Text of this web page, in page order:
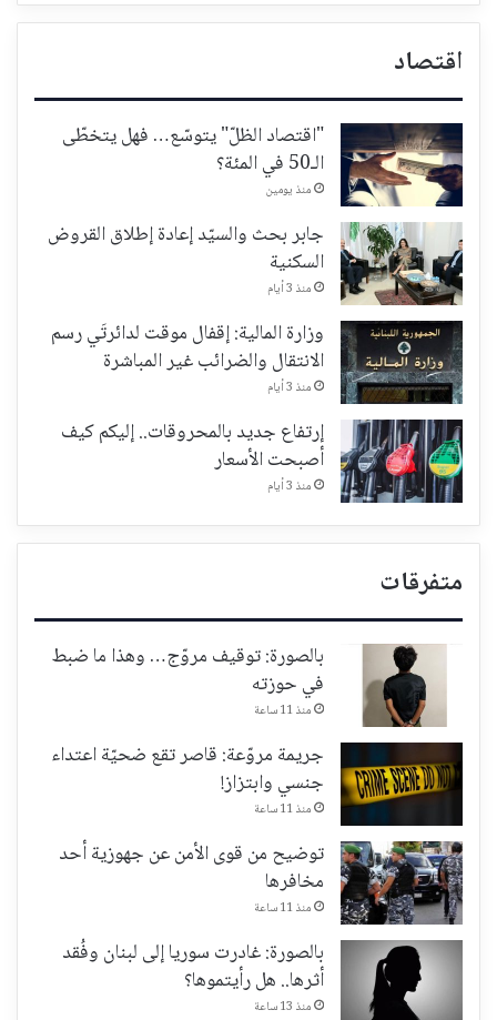
اقتصاد
"اقتصاد الظلّ" يتوسّع… فهل يتخطّى
الـ50 في المئة؟
منذ يومين
جابر بحث والسيّد إعادة إطلاق القروض
السكنية
منذ 3 أيام
وزارة المالية: إقفال موقت لدائرتَي رسم
الانتقال والضرائب غير المباشرة
منذ 3 أيام
إرتفاع جديد بالمحروقات.. إليكم كيف
أصبحت الأسعار
منذ 3 أيام
متفرقات
بالصورة: توقيف مروّج… وهذا ما ضبط
في حوزته
منذ 11 ساعة
جريمة مروّعة: قاصر تقع ضحيّة اعتداء
جنسي وابتزاز!
منذ 11 ساعة
توضيح من قوى الأمن عن جهوزية أحد
مخافرها
منذ 11 ساعة
بالصورة: غادرت سوريا إلى لبنان وفُقد
أثرها.. هل رأيتموها؟
منذ 13 ساعة